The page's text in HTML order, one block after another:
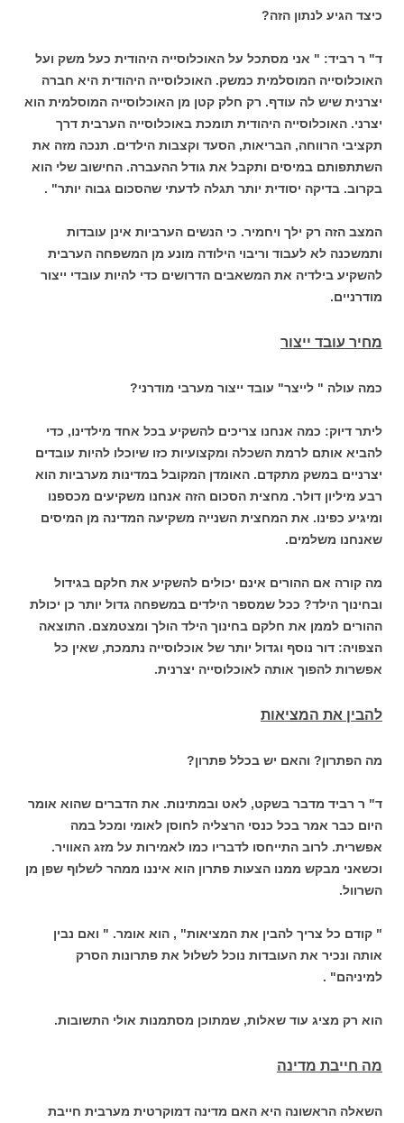
כיצד הגיע לנתון הזה?
ד" ר רביד: " אני מסתכל על האוכלוסייה היהודית כעל משק ועל
האוכלוסייה המוסלמית כמשק. האוכלוסייה היהודית היא חברה
יצרנית שיש לה עודף. רק חלק קטן מן האוכלוסייה המוסלמית הוא
יצרני. האוכלוסייה היהודית תומכת באוכלוסייה הערבית דרך
תקציבי הרווחה, הבריאות, הסעד וקצבות הילדים. תנכה מזה את
השתתפותם במיסים ותקבל את גודל ההעברה. החישוב שלי הוא
בקרוב. בדיקה יסודית יותר תגלה לדעתי שהסכום גבוה יותר" .
המצב הזה רק ילך ויחמיר. כי הנשים הערביות אינן עובדות
ותמשכנה לא לעבוד וריבוי הילודה מונע מן המשפחה הערבית
להשקיע בילדיה את המשאבים הדרושים כדי להיות עובדי ייצור
מודרניים.
מחיר עובד ייצור
כמה עולה " לייצר" עובד ייצור מערבי מודרני?
ליתר דיוק: כמה אנחנו צריכים להשקיע בכל אחד מילדינו, כדי
להביא אותם לרמת השכלה ומקצועיות כזו שיוכלו להיות עובדים
יצרניים במשק מתקדם. האומדן המקובל במדינות מערביות הוא
רבע מיליון דולר. מחצית הסכום הזה אנחנו משקיעים מכספנו
ומיגיע כפינו. את המחצית השנייה משקיעה המדינה מן המיסים
שאנחנו משלמים.
מה קורה אם ההורים אינם יכולים להשקיע את חלקם בגידול
ובחינוך הילד? ככל שמספר הילדים במשפחה גדול יותר כן יכולת
ההורים לממן את חלקם בחינוך הילד הולך ומצטמצם. התוצאה
הצפויה: דור נוסף וגדול יותר של אוכלוסייה נתמכת, שאין כל
אפשרות להפוך אותה לאוכלוסייה יצרנית.
להבין את המציאות
מה הפתרון? והאם יש בכלל פתרון?
ד" ר רביד מדבר בשקט, לאט ובמתינות. את הדברים שהוא אומר
היום כבר אמר בכל כנסי הרצליה לחוסן לאומי ומכל במה
אפשרית. לרוב התייחסו לדבריו כמו לאמירות על מזג האוויר.
וכשאני מבקש ממנו הצעות פתרון הוא איננו ממהר לשלוף שפן מן
השרוול.
" קודם כל צריך להבין את המציאות" , הוא אומר. " ואם נבין
אותה ונכיר את העובדות נוכל לשלול את פתרונות הסרק
למיניהם" .
הוא רק מציג עוד שאלות, שמתוכן מסתמנות אולי התשובות.
מה חייבת מדינה
השאלה הראשונה היא האם מדינה דמוקרטית מערבית חייבת